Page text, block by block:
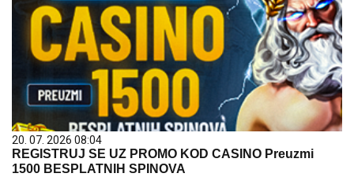
20. 07. 2026 08:04
REGISTRUJ SE UZ PROMO KOD CASINO Preuzmi
1500 BESPLATNIH SPINOVA